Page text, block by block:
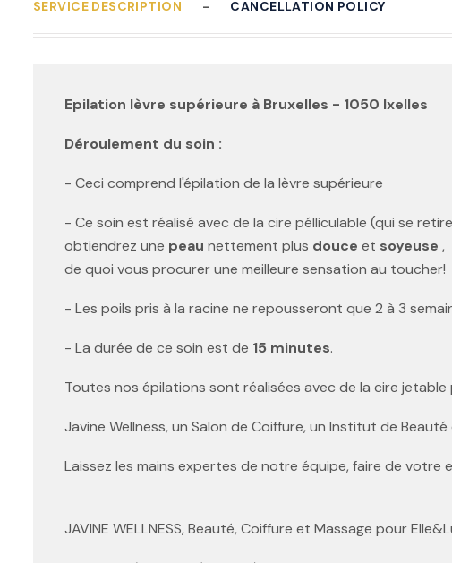
SERVICE DESCRIPTION CANCELLATION POLICY
Epilation lèvre supérieure à Bruxelles - 1050 Ixelles
Déroulement du soin :
- Ceci comprend l'épilation de la lèvre supérieure
- Ce soin est réalisé avec de la cire pélliculable (qui se
obtiendrez une peau nettement plus douce et soyeuse ,
de quoi vous procurer une meilleure sensation au toucher!
- Les poils pris à la racine ne repousseront que 2 à 3
- La durée de ce soin est de 15 minutes.
Toutes nos épilations sont réalisées avec de la cire jetable
Javine Wellness, un Salon de Coiffure, un Institut de
Laissez les mains expertes de notre équipe, faire de votre
JAVINE WELLNESS, Beauté, Coiffure et Massage pour